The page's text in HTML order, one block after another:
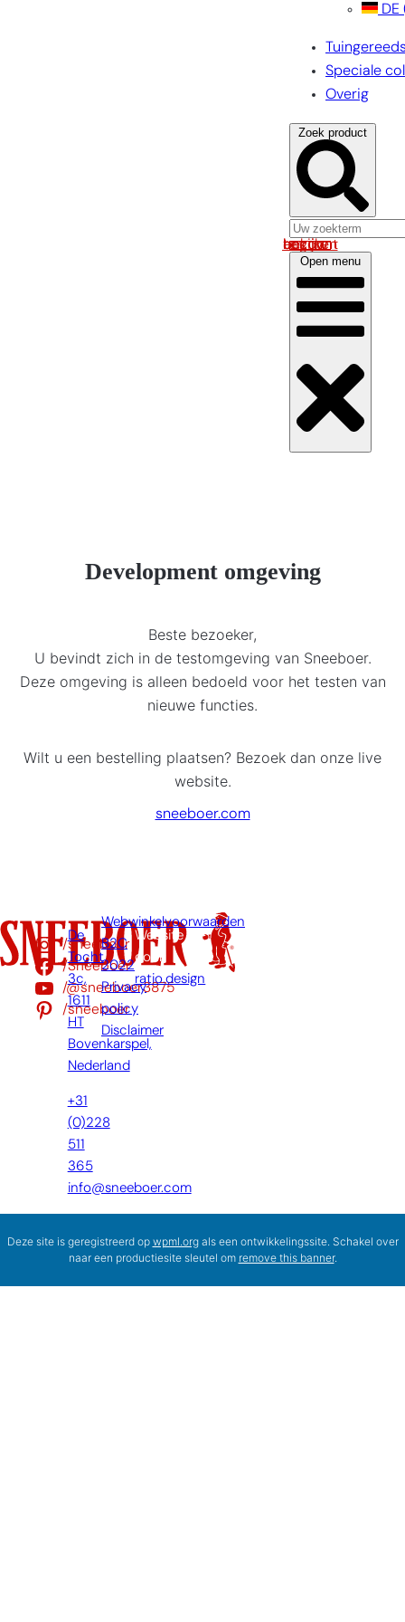
DE
Speciale
Overig
Zoek product
Log in om uw account te bekijken
Open menu
Development omgeving
Beste bezoeker,
U bevindt zich in de testomgeving van Sneeboer.
Deze omgeving is alleen bedoeld voor het testen van
nieuwe functies.
Wilt u een bestelling plaatsen? Bezoek dan onze live
website.
sneeboer.com
/sneeboer
/Sneeboer
/@sneeboer3875
/sneeboer
De
Tocht
3c,
1611
HT
Bovenkarspel,
Nederland
+31
(0)228
511
365
info@sneeboer.com
Webwinkelvoorwaarden
B2C
2022
Privacy
policy
Disclaimer
Website
door:
ratio.design
Deze site is geregistreerd op wpml.orgals een ontwikkelingssite. Schakel over
naar een productiesite sleutel om remove this banner.